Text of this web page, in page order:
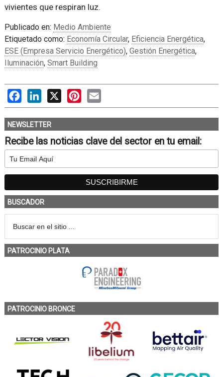
vivientes que respiran luz.
Publicado en: Medio Ambiente
Etiquetado como: Economía Circular, Eficiencia Energética,
ESE (Empresa Servicio Energético), Gestión Energética,
Iluminación, Smart Building
FacebookLinkedIn
X PinterestEmail
NEWSLETTER
Recibe las noticias clave del sector en tu email:
BUSCADOR
PATROCINIO PLATA
PATROCINIO BRONCE